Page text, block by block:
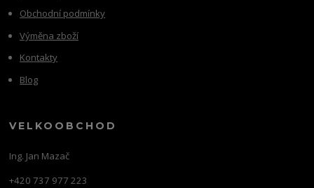
Obchodní podmínky
Výměna zboží
Kontakty
Blog
VELKOOBCHOD
Ing. Jan Mazač
+420 737 977 223